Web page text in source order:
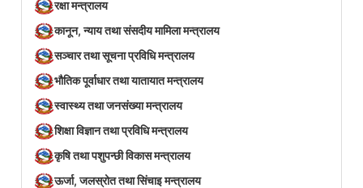
रक्षा मन्त्रालय
कानून, न्याय तथा संसदीय मामिला मन्त्रालय
सञ्‍चार तथा सूचना प्रविधि मन्त्रालय
भौतिक पूर्वाधार तथा यातायात मन्त्रालय
स्वास्थ्य तथा जनसंख्या मन्त्रालय
शिक्षा विज्ञान तथा प्रविधि मन्त्रालय
कृषि तथा पशुपन्छी विकास मन्त्रालय
ऊर्जा, जलस्रोत तथा सिंचाइ मन्त्रालय